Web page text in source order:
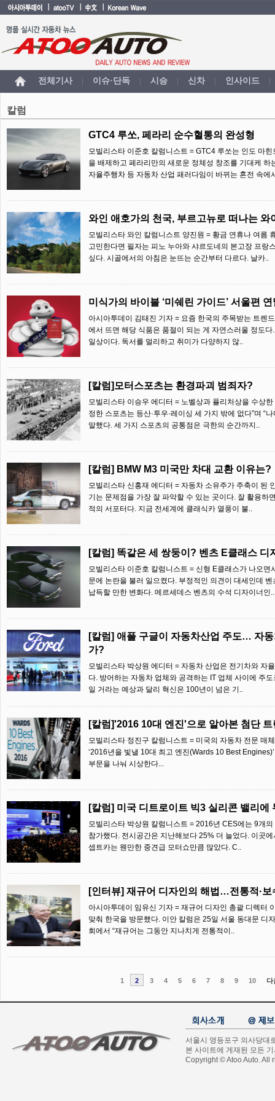
전체기사 | 이슈·단독 | 시승 | 신차 | 인사이드 |
칼럼
GTC4 루쏘, 페라리 순수혈통의 완성형
모빌리스타 이준호 칼럼니스트 = GTC4 루쏘는 인도 마
을 배제하고 페라리만의 새로운 정체성 창조를 기대케 하
자율주행차 등 자동차 산업 패러다임이 바뀌는 혼전 속에
와인 애호가의 천국, 부르고뉴로 떠나는 와
모빌리스타 와인 칼럼니스트 양진원 = 황금 연휴나 여름
고민한다면 필자는 피노 누아와 샤르도네의 본고장 프랑
싶다. 시골에서의 아침은 눈뜨는 순간부터 다르다. 날카..
미식가의 바이블 ‘미쉐린 가이드’ 서울편
아시아투데이 김태진 기자 = 요즘 한국의 주목받는 트렌
에서 뜨면 해당 식품은 품절이 되는 게 자연스러울 정도
일상이다. 독서를 멀리하고 취미가 다양하지 않..
[칼럼]모터스포츠는 환경파괴 범죄자?
모빌리스타 이승우 에디터 = 노벨상과 퓰리처상을 수상
정한 스포츠는 등산·투우·레이싱 세 가지 밖에 없다”며 “
말했다. 세 가지 스포츠의 공통점은 극한의 순간까지..
[칼럼] BMW M3 미국만 차대 교환 이유는?
모빌리스타 신홍재 에디터 = 자동차 소유주가 주축이 된
기는 문제점을 가장 잘 파악할 수 있는 곳이다. 잘 활용하
적의 서포터다. 지금 전세계에 클래식카 열풍이 불..
[칼럼] 똑같은 세 쌍둥이? 벤츠 E클래스 디
모빌리스타 이준호 칼럼니스트 = 신형 E클래스가 나오면
문에 논란을 불러 일으켰다. 부정적인 의견이 대세인데
납득할 만한 변화다. 메르세데스 벤츠의 수석 디자이너인..
[칼럼] 애플 구글이 자동차산업 주도… 자
가?
모빌리스타 박상원 에디터 = 자동차 산업은 전기차와 자
다. 방어하는 자동차 업체와 공격하는 IT 업체 사이에 주
일 거라는 예상과 달리 혁신은 100년이 넘은 기..
[칼럼]'2016 10대 엔진'으로 알아본 첨단 트
모빌리스타 정진구 칼럼니스트 = 미국의 자동차 전문 매
‘2016년을 빛낼 10대 최고 엔진(Wards 10 Best
부문을 나눠 시상한다...
[칼럼] 미국 디트로이트 빅3 실리콘 밸리에
모빌리스타 박상원 칼럼니스트 = 2016년 CES에는 9개
참가했다. 전시공간은 지난해보다 25% 더 늘었다. 이곳
셉트카는 웬만한 중견급 모터쇼만큼 많았다. C..
[인터뷰] 재규어 디자인의 해법…전통적·
아시아투데이 임유신 기자 = 재규어 디자인 총괄 디렉터
맞춰 한국을 방문했다. 이안 칼럼은 25일 서울 동대문 디
회에서 “재규어는 그동안 지나치게 전통적이..
1 2 3 4 5 6 7 8 9 10 다
서울시 영등포구 의사당대
본 사이트에 게재된 모든
Copyright © Atoo Auto. All